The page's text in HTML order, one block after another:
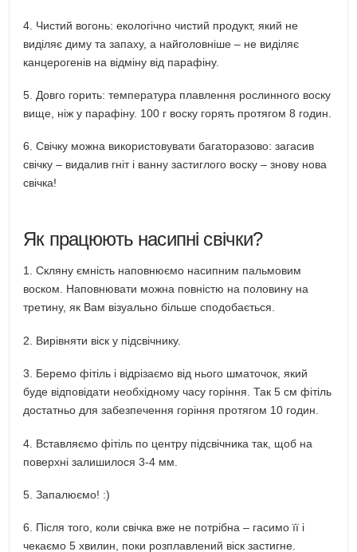
4. Чистий вогонь: екологічно чистий продукт, який не
виділяє диму та запаху, а найголовніше – не виділяє
канцерогенів на відміну від парафіну.
5. Довго горить: температура плавлення рослинного воску
вище, ніж у парафіну. 100 г воску горять протягом 8 годин.
6. Свічку можна використовувати багаторазово: загасив
свічку – видалив гніт і ванну застиглого воску – знову нова
свічка!
Як працюють насипні свічки?
1. Скляну ємність наповнюємо насипним пальмовим
воском. Наповнювати можна повністю на половину на
третину, як Вам візуально більше сподобається.
2. Вирівняти віск у підсвічнику.
3. Беремо фітіль і відрізаємо від нього шматочок, який
буде відповідати необхідному часу горіння. Так 5 см фітіль
достатньо для забезпечення горіння протягом 10 годин.
4. Вставляємо фітіль по центру підсвічника так, щоб на
поверхні залишилося 3-4 мм.
5. Запалюємо! :)
6. Після того, коли свічка вже не потрібна – гасимо її і
чекаємо 5 хвилин, поки розплавлений віск застигне.